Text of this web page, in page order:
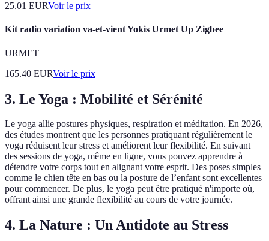
25.01 EURVoir le prix
Kit radio variation va-et-vient Yokis Urmet Up Zigbee
URMET
165.40 EURVoir le prix
3. Le Yoga : Mobilité et Sérénité
Le yoga allie postures physiques, respiration et méditation. En 2026,
des études montrent que les personnes pratiquant régulièrement le
yoga réduisent leur stress et améliorent leur flexibilité. En suivant
des sessions de yoga, même en ligne, vous pouvez apprendre à
détendre votre corps tout en alignant votre esprit. Des poses simples
comme le chien tête en bas ou la posture de l’enfant sont excellentes
pour commencer. De plus, le yoga peut être pratiqué n'importe où,
offrant ainsi une grande flexibilité au cours de votre journée.
4. La Nature : Un Antidote au Stress